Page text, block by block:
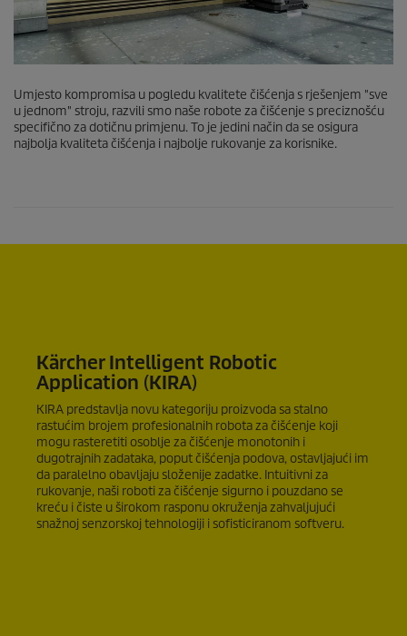
Umjesto kompromisa u pogledu kvalitete čišćenja s rješenjem "sve
u jednom" stroju, razvili smo naše robote za čišćenje s preciznošću
specifično za dotičnu primjenu. To je jedini način da se osigura
najbolja kvaliteta čišćenja i najbolje rukovanje za korisnike.
Kärcher Intelligent Robotic
Application (KIRA)
KIRA predstavlja novu kategoriju proizvoda sa stalno
rastućim brojem profesionalnih robota za čišćenje koji
mogu rasteretiti osoblje za čišćenje monotonih i
dugotrajnih zadataka, poput čišćenja podova, ostavljajući im
da paralelno obavljaju složenije zadatke. Intuitivni za
rukovanje, naši roboti za čišćenje sigurno i pouzdano se
kreću i čiste u širokom rasponu okruženja zahvaljujući
snažnoj senzorskoj tehnologiji i sofisticiranom softveru.